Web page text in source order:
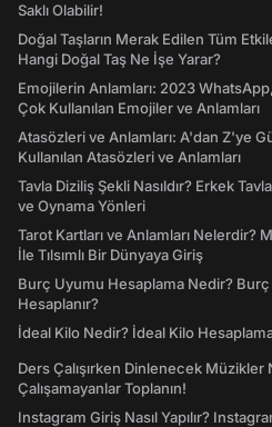
Saklı Olabilir!
Doğal Taşların Merak Edilen Tüm
Hangi Doğal Taş Ne İşe Yarar?
Emojilerin Anlamları: 2023
Çok Kullanılan Emojiler ve Anlamları
Atasözleri ve Anlamları: A'dan Z'ye
Kullanılan Atasözleri ve Anlamları
Tavla Diziliş Şekli Nasıldır? Erkek
ve Oynama Yönleri
Tarot Kartları ve Anlamları Nelerdir?
İle Tılsımlı Bir Dünyaya Giriş
Burç Uyumu Hesaplama Nedir?
Hesaplanır?
İdeal Kilo Nedir? İdeal Kilo Hesaplama
Ders Çalışırken Dinlenecek
Çalışamayanlar Toplanın!
Instagram Giriş Nasıl Yapılır?